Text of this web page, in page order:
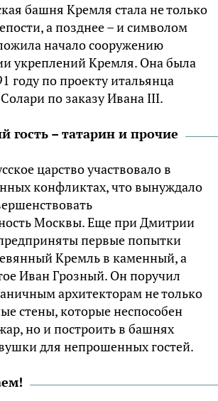
башня Кремля стала не только
а позднее – и символом
начало сооружению
укреплений Кремля. Она была
году по проекту итальянца
по заказу Ивана III.
гость – татарин и прочие
царство участвовало в
конфликтах, что вынуждало
Москвы. Еще при Дмитрии
первые попытки
Кремль в каменный, а
Иван Грозный. Он поручил
архитекторам не только
стены, которые неспособен
но и построить в башнях
для непрошенных гостей.